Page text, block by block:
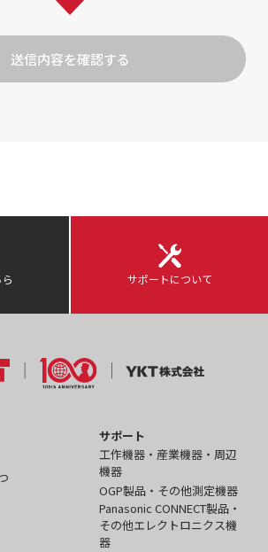
サポートについて
サポート
工作機器・産業機器・周辺
機器
OGP製品・その他測定機器
Panasonic CONNECT製品・
その他エレクトロニクス機
器